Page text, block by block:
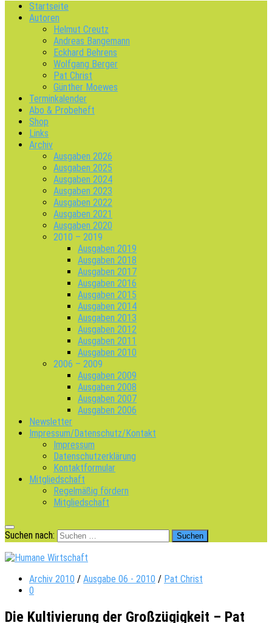
Startseite
Autoren
Helmut Creutz
Andreas Bangemann
Eckhard Behrens
Wolfgang Berger
Pat Christ
Günther Moewes
Terminkalender
Abo & Probeheft
Shop
Links
Archiv
Ausgaben 2026
Ausgaben 2025
Ausgaben 2024
Ausgaben 2023
Ausgaben 2022
Ausgaben 2021
Ausgaben 2020
2010 – 2019
Ausgaben 2019
Ausgaben 2018
Ausgaben 2017
Ausgaben 2016
Ausgaben 2015
Ausgaben 2014
Ausgaben 2013
Ausgaben 2012
Ausgaben 2011
Ausgaben 2010
2006 – 2009
Ausgaben 2009
Ausgaben 2008
Ausgaben 2007
Ausgaben 2006
Newsletter
Impressum/Datenschutz/Kontakt
Impressum
Datenschutzerklärung
Kontaktformular
Mitgliedschaft
Regelmäßig fördern
Mitgliedschaft
Suchen nach:
Archiv 2010 / Ausgabe 06 - 2010 / Pat Christ
0
Die Kultivierung der Großzügigkeit – Pat